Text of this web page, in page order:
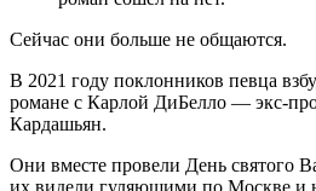
Сейчас они больше не общаются.
В 2021 году поклонников певца
романе с Карлой ДиБелло — экс-
Кардашьян.
Они вместе провели День святого
их видели гуляющими по Москве и